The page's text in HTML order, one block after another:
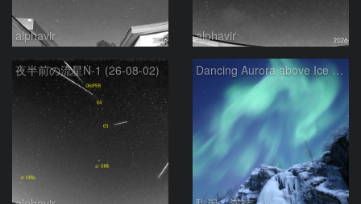
alphavir alphavir
夜半前の流星N-1 (26-08-02) Dancing Aurora above Ice Fall